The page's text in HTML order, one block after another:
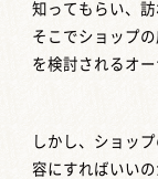
知ってもらい、訪
そこでショップ
を検討されるオ
しかし、ショッ
容にすればいい